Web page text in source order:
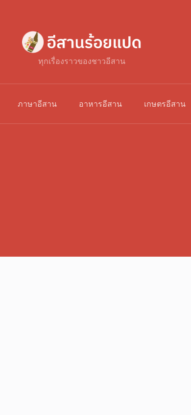
ทุกเรื่องราวของชาวอีสาน
ภาษาอีสาน อาหารอีสาน เกษตรอีสาน